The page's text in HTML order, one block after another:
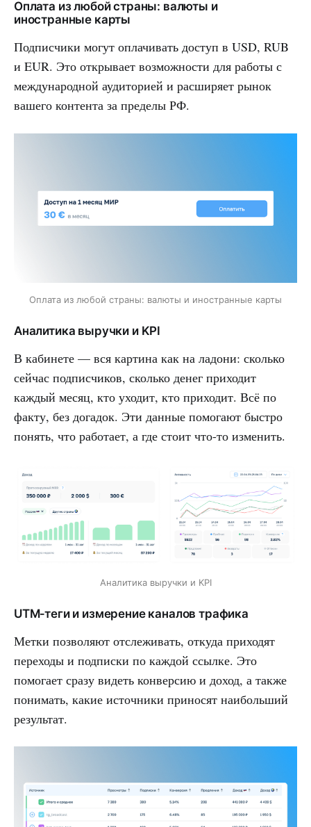
Оплата из любой страны: валюты и
иностранные карты
Подписчики могут оплачивать доступ в USD, RUB
и EUR. Это открывает возможности для работы с
международной аудиторией и расширяет рынок
вашего контента за пределы РФ.
Оплата из любой страны: валюты и иностранные карты
Аналитика выручки и KPI
В кабинете — вся картина как на ладони: сколько
сейчас подписчиков, сколько денег приходит
каждый месяц, кто уходит, кто приходит. Всё по
факту, без догадок. Эти данные помогают быстро
понять, что работает, а где стоит что-то изменить.
Аналитика выручки и KPI
UTM‑теги и измерение каналов трафика
Метки позволяют отслеживать, откуда приходят
переходы и подписки по каждой ссылке. Это
помогает сразу видеть конверсию и доход, а также
понимать, какие источники приносят наибольший
результат.